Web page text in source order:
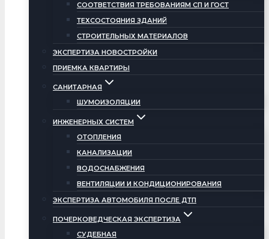
СООТВЕТСТВИЯ ТРЕБОВАНИЯМ СП И ГОСТ
ТЕХСОСТОЯНИЯ ЗДАНИЙ
СТРОИТЕЛЬНЫХ МАТЕРИАЛОВ
ЭКСПЕРТИЗА НОВОСТРОЙКИ
ПРИЕМКА КВАРТИРЫ
САНИТАРНАЯ
ШУМОИЗОЛЯЦИИ
ИНЖЕНЕРНЫХ СИСТЕМ
ОТОПЛЕНИЯ
КАНАЛИЗАЦИИ
ВОДОСНАБЖЕНИЯ
ВЕНТИЛЯЦИИ И КОНДИЦИОНИРОВАНИЯ
ЭКСПЕРТИЗА АВТОМОБИЛЯ ПОСЛЕ ДТП
ПОЧЕРКОВЕДЧЕСКАЯ ЭКСПЕРТИЗА
СУДЕБНАЯ